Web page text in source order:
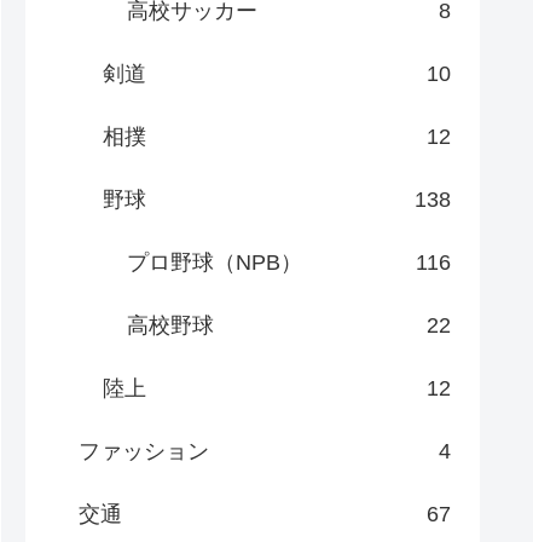
高校サッカー 8
剣道 10
相撲 12
野球 138
プロ野球（NPB） 116
高校野球 22
陸上 12
ファッション 4
交通 67